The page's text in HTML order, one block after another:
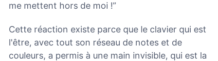
me mettent hors de moi !”
Cette réaction existe parce que le clavier qui est
l'être, avec tout son réseau de notes et de
couleurs, a permis à une main invisible, qui est la